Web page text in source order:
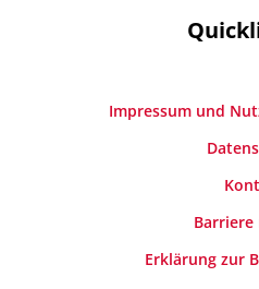
Impressum und
Barriere
Erklärung zur